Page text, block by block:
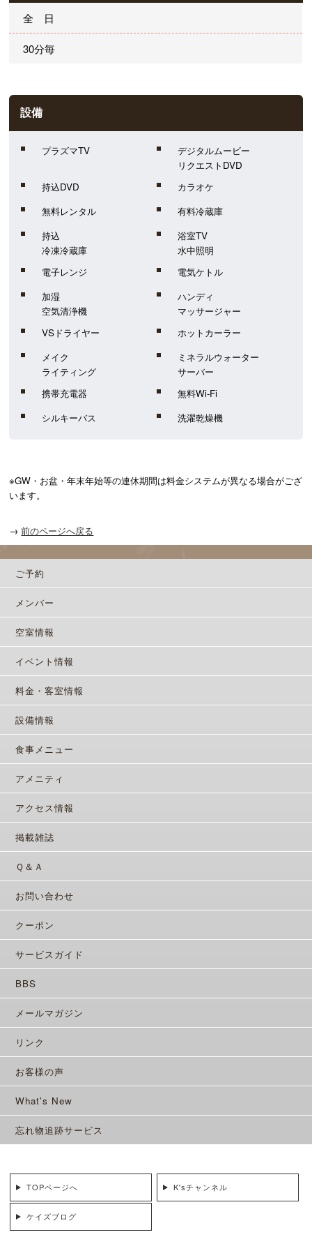
全 日
30分毎
設備
プラズマTV
デジタルムービー
リクエストDVD
持込DVD
カラオケ
無料レンタル
有料冷蔵庫
持込
冷凍冷蔵庫
浴室TV
水中照明
電子レンジ
電気ケトル
加湿
空気清浄機
ハンディ
マッサージャー
VSドライヤー
ホットカーラー
メイク
ライティング
ミネラルウォーター
サーバー
携帯充電器
無料Wi-Fi
シルキーバス
洗濯乾燥機
※GW・お盆・年末年始等の連休期間は料金システムが異なる場合がござ
います。
→ 前のページへ戻る
ご予約
メンバー
空室情報
イベント情報
料金・客室情報
設備情報
食事メニュー
アメニティ
アクセス情報
掲載雑誌
Ｑ＆Ａ
お問い合わせ
クーポン
サービスガイド
BBS
メールマガジン
リンク
お客様の声
What's New
忘れ物追跡サービス
TOPページへ K'sチャンネル
ケイズブログ